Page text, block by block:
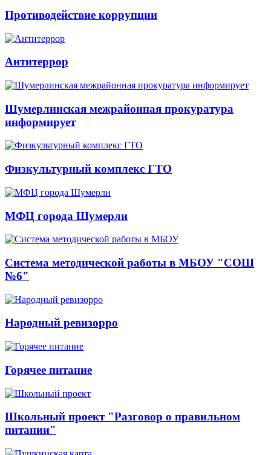
Противодействие коррупции
Антитеррор
Шумерлинская межрайонная прокуратура
информирует
Физкультурный комплекс ГТО
МФЦ города Шумерли
Система методической работы в МБОУ "СОШ
№6"
Народный ревизорро
Горячее питание
Школьный проект "Разговор о правильном
питании"